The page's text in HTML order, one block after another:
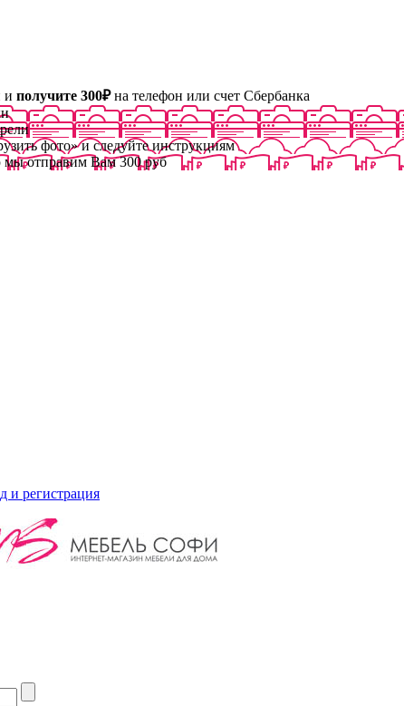
и получите 300₽на телефон или счет Сбербанка
фото» и следуйте инструкциям
мы отправим Вам 300 руб
и регистрация